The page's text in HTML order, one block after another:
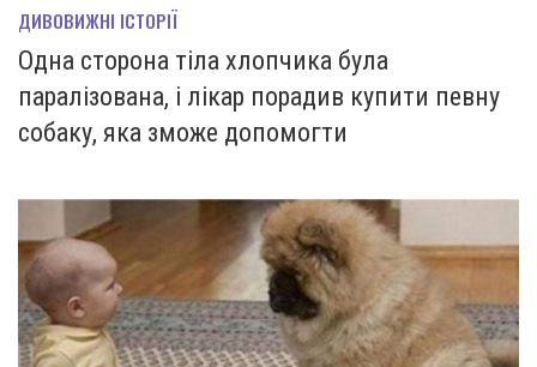
ДИВОВИЖНІ ІСТОРІЇ
Одна сторона тіла хлопчика була
паралізована, і лікар порадив купити певну
собаку, яка зможе допомогти